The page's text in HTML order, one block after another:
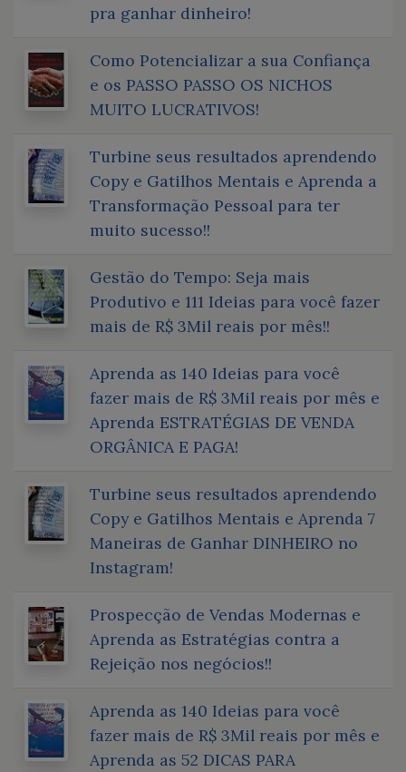
pra ganhar dinheiro!
Como Potencializar a sua Confiança
e os PASSO PASSO OS NICHOS
MUITO LUCRATIVOS!
Turbine seus resultados aprendendo
Copy e Gatilhos Mentais e Aprenda a
Transformação Pessoal para ter
muito sucesso!!
Gestão do Tempo: Seja mais
Produtivo e 111 Ideias para você fazer
mais de R$ 3Mil reais por mês!!
Aprenda as 140 Ideias para você
fazer mais de R$ 3Mil reais por mês e
Aprenda ESTRATÉGIAS DE VENDA
ORGÂNICA E PAGA!
Turbine seus resultados aprendendo
Copy e Gatilhos Mentais e Aprenda 7
Maneiras de Ganhar DINHEIRO no
Instagram!
Prospecção de Vendas Modernas e
Aprenda as Estratégias contra a
Rejeição nos negócios!!
Aprenda as 140 Ideias para você
fazer mais de R$ 3Mil reais por mês e
Aprenda as 52 DICAS PARA